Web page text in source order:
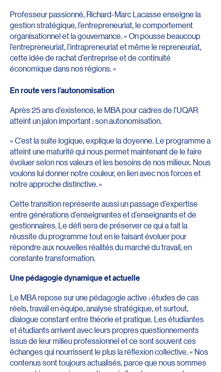
Professeur passionné, Richard-Marc Lacasse enseigne la
gestion stratégique, l’entrepreneuriat, le comportement
organisationnel et la gouvernance. « On pousse beaucoup
l’entrepreneuriat, l’intrapreneuriat et même le repreneuriat,
cette idée de rachat d’entreprise et de continuité
économique dans nos régions. »
En route vers l’autonomisation
Après 25 ans d’existence, le MBA pour cadres de l’UQAR
atteint un jalon important : son autonomisation.
« C’est la suite logique, explique la doyenne. Le programme a
atteint une maturité qui nous permet maintenant de le faire
évoluer selon nos valeurs et les besoins de nos milieux. Nous
voulons lui donner notre couleur, en lien avec nos forces et
notre approche distinctive. »
Cette transition représente aussi un passage d’expertise
entre générations d’enseignantes et d’enseignants et de
gestionnaires. Le défi sera de préserver ce qui a fait la
réussite du programme tout en le faisant évoluer pour
répondre aux nouvelles réalités du marché du travail, en
constante transformation.
Une pédagogie dynamique et actuelle
Le MBA repose sur une pédagogie active : études de cas
réels, travail en équipe, analyse stratégique, et surtout,
dialogue constant entre théorie et pratique. Les étudiantes
et étudiants arrivent avec leurs propres questionnements
issus de leur milieu professionnel et ce sont souvent ces
échanges qui nourrissent le plus la réflexion collective. « Nos
contenus sont toujours actualisés, parce que nous sommes